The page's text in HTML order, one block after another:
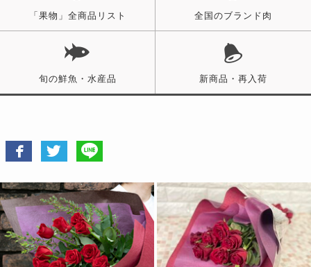
「果物」全商品リスト 全国のブランド肉
旬の鮮魚・水産品 新商品・再入荷